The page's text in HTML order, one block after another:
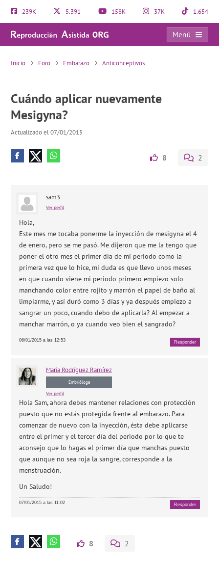
239K 5.391 158K 37K 1.654
Menú
Cuándo aplicar nuevamente Mesigyna?
Inicio Foro Embarazo Anticonceptivos
Cuándo aplicar nuevamente
Mesigyna?
Actualizado el 07/01/2015
8 2
sam3
Ver perfil
Hola,
Este mes me tocaba ponerme la inyección de mesigyna el 4
de enero, pero se me pasó. Me dijeron que me la tengo que
poner el otro mes el primer día de mi periodo como la
primera vez que lo hice, mi duda es que llevo unos meses
en que cuando viene mi periodo primero empiezo solo
manchando color entre rojito y marrón el papel de baño al
limpiarme, y así duró como 3 días y ya después empiezo a
sangrar un poco, cuando debo de aplicarla? Al empezar a
manchar marrón, o ya cuando veo bien el sangrado?
06/01/2015 a las 12:53 Responder
María Rodríguez Ramírez
Embrióloga
Ver perfil
Hola Sam, ahora debes mantener relaciones con protección
puesto que no estás protegida frente al embarazo. Para
comenzar de nuevo con la inyección, ésta debe aplicarse
entre el primer y el tercer día del periodo por lo que te
aconsejo que lo hagas el primer día que manchas puesto
que aunque no sea roja la sangre, corresponde a la
menstruación.
Un Saludo!
07/01/2015 a las 11:02 Responder
8 2